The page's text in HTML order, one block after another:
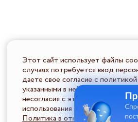
Этот сайт использует файлы
случаях потребуется ввод
даете свое согласие с
указанными в ней условиями
несогласия с этими условиями
использования сайта.
Политика в отношении